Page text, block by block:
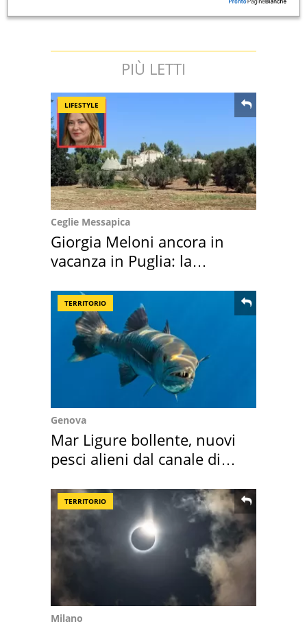
PIÙ LETTI
LIFESTYLE
Ceglie Messapica
Giorgia Meloni ancora in
vacanza in Puglia: la
TERRITORIO
Genova
Mar Ligure bollente, nuovi
pesci alieni dal canale di
TERRITORIO
Milano